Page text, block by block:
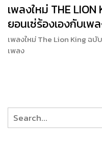
เพลงใหม่ THE
ยอนเซ่ร้องเองกับเพ
เพลงใหม่ The Lion King ฉ
เพลง